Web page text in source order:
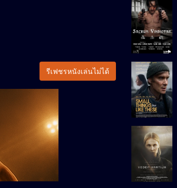
รีเฟชรหนังเล่นไม่ได้